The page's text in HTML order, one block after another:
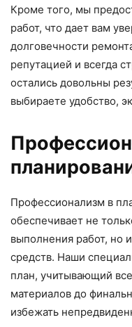
Кроме того, мы
работ, что дает вам
долговечности
репутацией и всегда
остались довольны
выбираете удобство,
Профессионализм в
обеспечивает не
выполнения работ, но
средств. Наши
план, учитывающий
материалов до
избежать